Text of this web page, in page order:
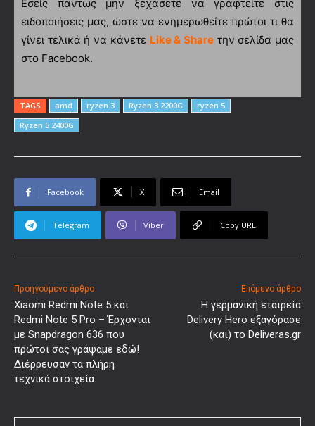
Εσείς πάντως μην ξεχάσετε να γραφτείτε στις
ειδοποιήσεις μας, ώστε να ενημερωθείτε πρώτοι τι θα
γίνει τελικά ή να κάνετε Like & Shareτην σελίδα μας
στο Facebook.
TAGS amd ryzen 3 Ryzen 3 2200G
ryzen 5
Ryzen 5 2400G
Facebook X Email
Telegram Viber Copy URL
Προηγούμενο άρθρο
Xiaomi Redmi Note 5 και
Redmi Note 5 Pro – Έρχονται
με Snapdragon 636 που
πρώτοι σας γράψαμε εδώ!
Διέρρευσαν τα πλήρη
τεχνικά στοιχεία.
Επόμενο άρθρο
Η γερμανική εταιρεία
Delivery Hero εξαγόρασε
(και) το Deliveras.gr